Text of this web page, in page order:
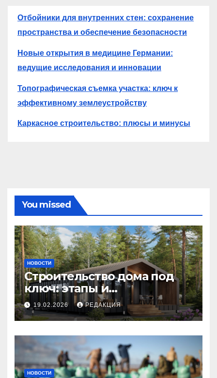
Отбойники для внутренних стен: сохранение
пространства и обеспечение безопасности
Новые открытия в медицине Германии:
ведущие исследования и инновации
Топографическая съемка участка: ключ к
эффективному землеустройству
Каркасное строительство: плюсы и минусы
You missed
НОВОСТИ
Строительство дома под
ключ: этапы и
планирование бюджета
19.02.2026 РЕДАКЦИЯ
НОВОСТИ